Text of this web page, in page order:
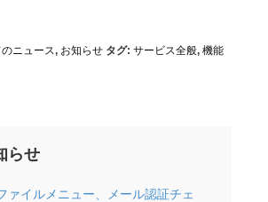
ニュース, お知らせタグ: サービス全般, 機能
らせ
ァイルメニュー、メール認証チェ